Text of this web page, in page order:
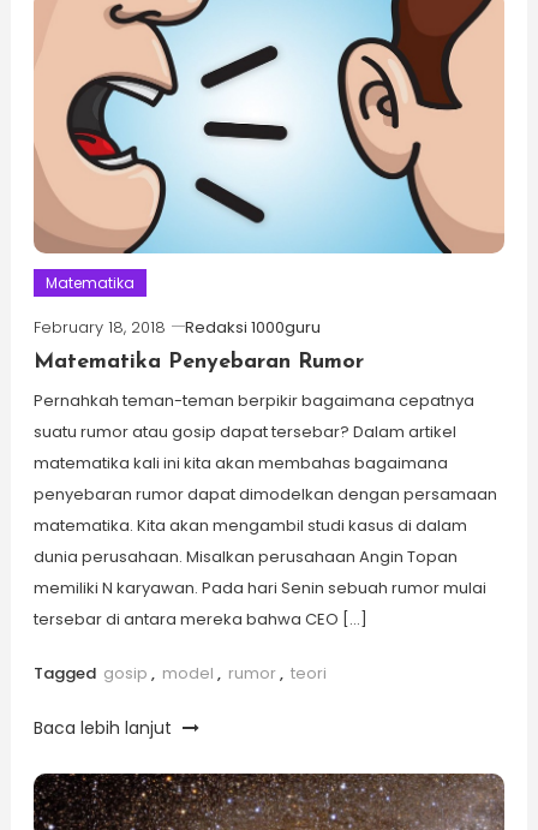
Matematika
February 18, 2018
Redaksi 1000guru
Matematika Penyebaran Rumor
Pernahkah teman-teman berpikir bagaimana cepatnya
suatu rumor atau gosip dapat tersebar? Dalam artikel
matematika kali ini kita akan membahas bagaimana
penyebaran rumor dapat dimodelkan dengan persamaan
matematika. Kita akan mengambil studi kasus di dalam
dunia perusahaan. Misalkan perusahaan Angin Topan
memiliki N karyawan. Pada hari Senin sebuah rumor mulai
tersebar di antara mereka bahwa CEO […]
Tagged gosip , model , rumor, teori
Baca lebih lanjut